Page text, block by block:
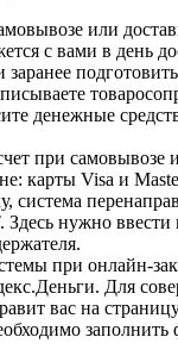
или
с вами в день
заранее
денежные
при самовывозе
карты Visa и
система
Здесь нужно ввести
при онлайн-
Для
вас на